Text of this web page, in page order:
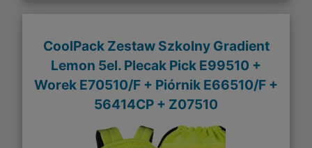
CoolPack Zestaw Szkolny Gradient
Lemon 5el. Plecak Pick E99510 +
Worek E70510/F + Piórnik E66510/F +
56414CP + Z07510